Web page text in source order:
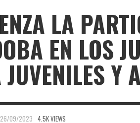
LA
EN LOS
JUVENILES Y
26/09/2023 4.5K VIEWS